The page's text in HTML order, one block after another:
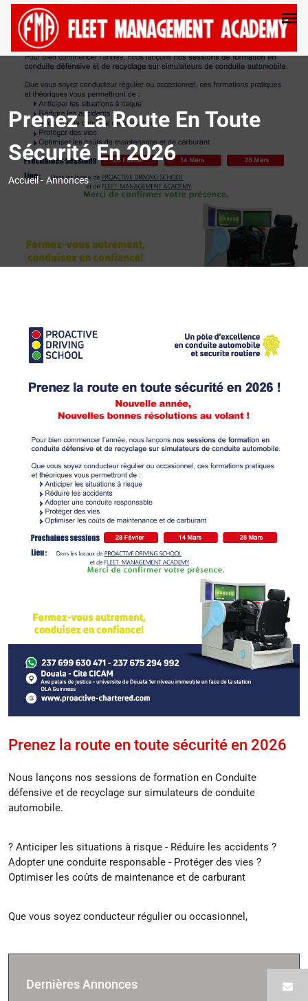
Prenez La Route En Toute
Sécurité En 2026
Accueil- Annonces
Prenez la route en toute sécurité en 2026
Nous lançons nos sessions de formation en Conduite
défensive et de recyclage sur simulateurs de conduite
automobile.
? Anticiper les situations à risque - Réduire les accidents ?
Adopter une conduite responsable - Protéger des vies ?
Optimiser les coûts de maintenance et de carburant
Que vous soyez conducteur régulier ou occasionnel,
Dernières Annonces